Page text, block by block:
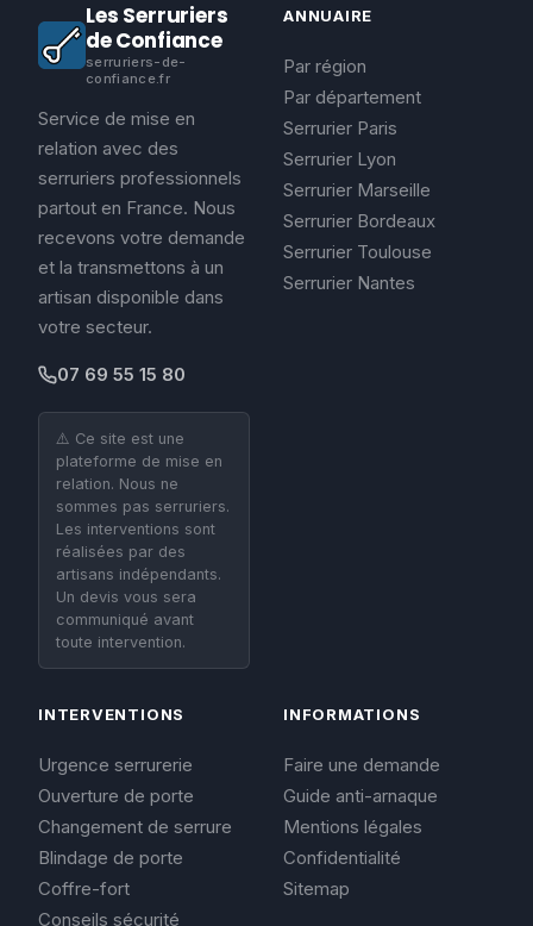
Les Serruriers
de Confiance
serruriers-de-
confiance.fr
Service de mise en
relation avec des
serruriers professionnels
partout en France. Nous
recevons votre demande
et la transmettons à un
artisan disponible dans
votre secteur.
07 69 55 15 80
⚠️ Ce site est une
plateforme de mise en
relation. Nous ne
sommes pas serruriers.
Les interventions sont
réalisées par des
artisans indépendants.
Un devis vous sera
communiqué avant
toute intervention.
ANNUAIRE
Par région
Par département
Serrurier Paris
Serrurier Lyon
Serrurier Marseille
Serrurier Bordeaux
Serrurier Toulouse
Serrurier Nantes
INTERVENTIONS
Urgence serrurerie
Ouverture de porte
Changement de serrure
Blindage de porte
Coffre-fort
Conseils sécurité
INFORMATIONS
Faire une demande
Guide anti-arnaque
Mentions légales
Confidentialité
Sitemap